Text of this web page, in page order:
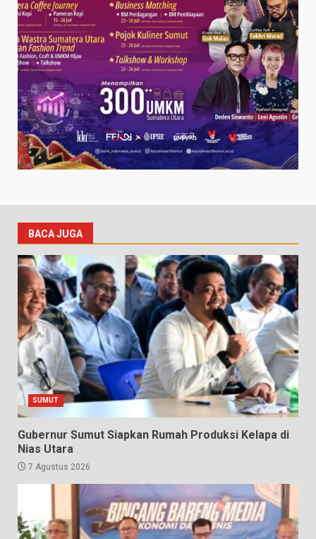
BACA JUGA
SUMUT
Gubernur Sumut Siapkan Rumah Produksi Kelapa di
Nias Utara
7 Agustus 2026